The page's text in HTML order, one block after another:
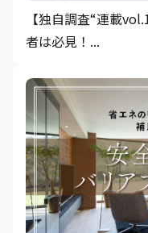
【独自調査“連載
者は必見！...